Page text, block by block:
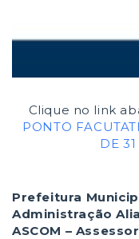
Clique no link
PONTO
DE
Prefeitura
Administração
ASCOM –